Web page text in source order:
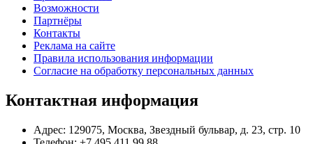
Возможности
Партнёры
Контакты
Реклама на сайте
Правила использования информации
Согласие на обработку персональных данных
Контактная информация
Адрес: 129075, Москва, Звездный бульвар, д. 23, стр. 10